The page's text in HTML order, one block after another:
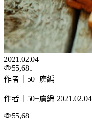
2021.02.04
55,681
作者｜50+廣編
作者｜50+廣編 2021.02.04
55,681